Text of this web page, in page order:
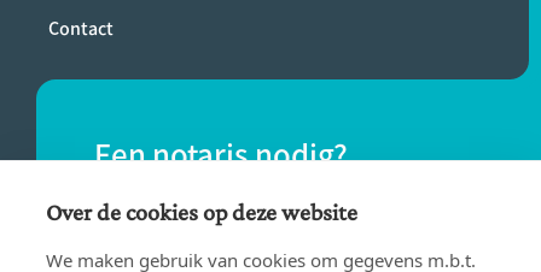
Contact
Een notaris nodig?
Vind eenvoudig een notaris bij jou in de
buurt.
Over de cookies op deze website
We maken gebruik van cookies om gegevens m.b.t.